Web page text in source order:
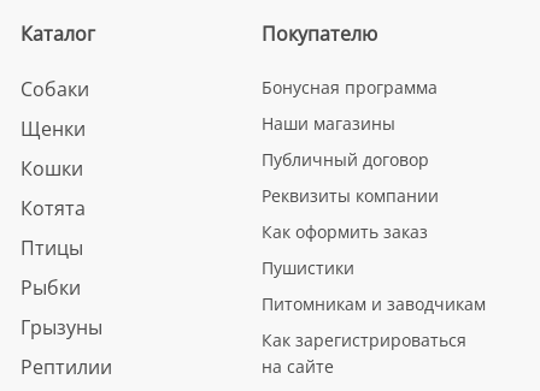
Каталог
Собаки
Щенки
Кошки
Котята
Птицы
Рыбки
Грызуны
Рептилии
Покупателю
Бонусная программа
Наши магазины
Публичный договор
Реквизиты компании
Как оформить заказ
Пушистики
Питомникам и заводчикам
Как зарегистрироваться
на сайте